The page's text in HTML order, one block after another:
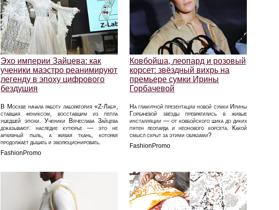
Эхо империи Зайцева: как
ученики маэстро реанимируют
легенду в эпоху цифрового
бездушия
В Москве начала работу лаборатория «Z-Лаб»,
ставшая фениксом, восставшим из пепла
ушедшей эпохи. Ученики Вячеслава Зайцева
доказывают: наследие кутюрье — это не
архивный пыль, а живая ткань, которая
продолжает дышать и эволюционировать.
FashionPromo
Ковбойша, леопард и розовый
корсет: звёздный вихрь на
премьере сумки Ирины
Горбачевой
На гламурной презентации новой сумки Ирины
Горбачевой звёзды превратились в живые
инсталляции — от ковбойского шика до диких
пятен леопарда и неонового корсета. Какой
смысл скрыт за этими образами?
FashionPromo